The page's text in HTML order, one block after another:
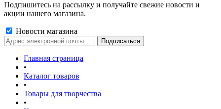
Подпишитесь на рассылку и получайте свежие новости и
акции нашего магазина.
Новости магазина
Главная страница
•
Каталог товаров
•
Товары для творчества
•